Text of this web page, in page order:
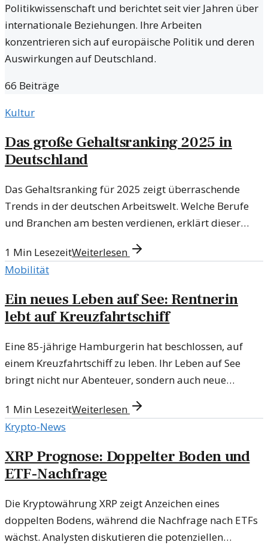
Politikwissenschaft und berichtet seit vier Jahren über
internationale Beziehungen. Ihre Arbeiten
konzentrieren sich auf europäische Politik und deren
Auswirkungen auf Deutschland.
66 Beiträge
Kultur
Das große Gehaltsranking 2025 in
Deutschland
Das Gehaltsranking für 2025 zeigt überraschende
Trends in der deutschen Arbeitswelt. Welche Berufe
und Branchen am besten verdienen, erklärt dieser
1 Min LesezeitWeiterlesen
Mobilität
Ein neues Leben auf See: Rentnerin
lebt auf Kreuzfahrtschiff
Eine 85-jährige Hamburgerin hat beschlossen, auf
einem Kreuzfahrtschiff zu leben. Ihr Leben auf See
bringt nicht nur Abenteuer, sondern auch neue
1 Min LesezeitWeiterlesen
Krypto-News
XRP Prognose: Doppelter Boden und
ETF-Nachfrage
Die Kryptowährung XRP zeigt Anzeichen eines
doppelten Bodens, während die Nachfrage nach ETFs
wächst. Analysten diskutieren die potenziellen